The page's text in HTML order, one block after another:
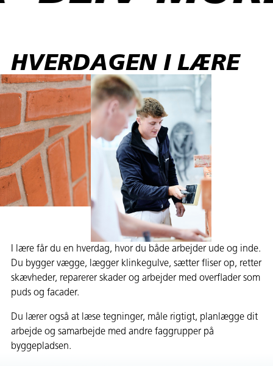
HVERDAGEN I LÆRE
I lære får du en hverdag, hvor du både arbejder ude og inde.
Du bygger vægge, lægger klinkegulve, sætter fliser op, retter
skævheder, reparerer skader og arbejder med overflader som
puds og facader.
Du lærer også at læse tegninger, måle rigtigt, planlægge dit
arbejde og samarbejde med andre faggrupper på
byggepladsen.